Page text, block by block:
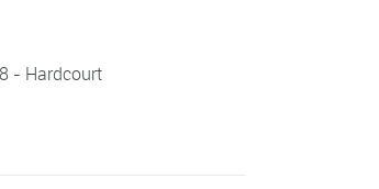
- Hardcourt